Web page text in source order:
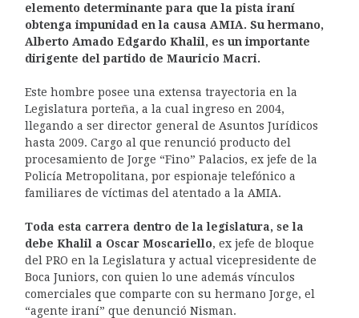
elemento determinante para que la pista iraní
obtenga impunidad en la causa AMIA. Su hermano,
Alberto Amado Edgardo Khalil, es un importante
dirigente del partido de Mauricio Macri.
Este hombre posee una extensa trayectoria en la
Legislatura porteña, a la cual ingreso en 2004,
llegando a ser director general de Asuntos Jurídicos
hasta 2009. Cargo al que renunció producto del
procesamiento de Jorge “Fino” Palacios, ex jefe de la
Policía Metropolitana, por espionaje telefónico a
familiares de víctimas del atentado a la AMIA.
Toda esta carrera dentro de la legislatura, se la
debe Khalil a Oscar Moscariello, ex jefe de bloque
del PRO en la Legislatura y actual vicepresidente de
Boca Juniors, con quien lo une además vínculos
comerciales que comparte con su hermano Jorge, el
“agente iraní” que denunció Nisman.